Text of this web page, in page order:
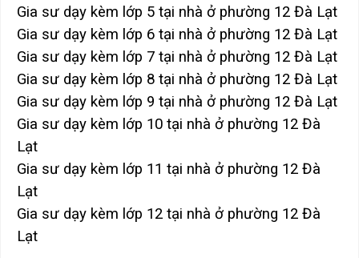
Gia sư dạy kèm lớp 5 tại nhà ở phường 12 Đà Lạt
Gia sư dạy kèm lớp 6 tại nhà ở phường 12 Đà Lạt
Gia sư dạy kèm lớp 7 tại nhà ở phường 12 Đà Lạt
Gia sư dạy kèm lớp 8 tại nhà ở phường 12 Đà Lạt
Gia sư dạy kèm lớp 9 tại nhà ở phường 12 Đà Lạt
Gia sư dạy kèm lớp 10 tại nhà ở phường 12 Đà
Lạt
Gia sư dạy kèm lớp 11 tại nhà ở phường 12 Đà
Lạt
Gia sư dạy kèm lớp 12 tại nhà ở phường 12 Đà
Lạt